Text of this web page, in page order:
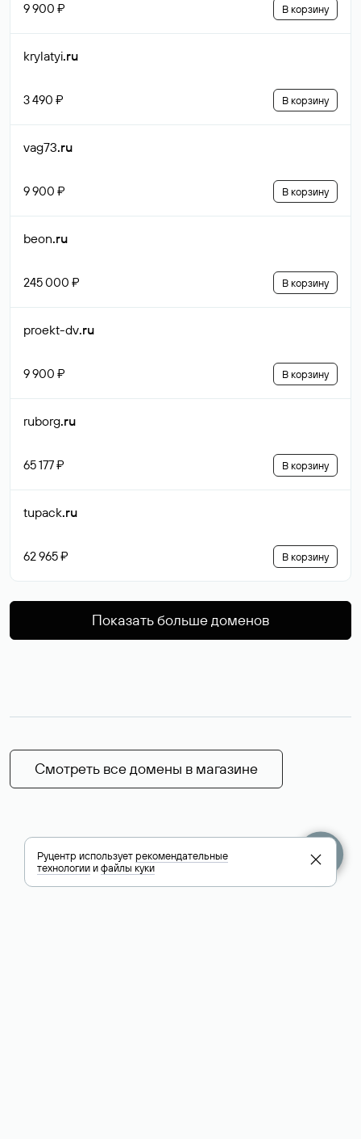
9 900 ₽ В корзину
krylatyi.ru
3 490 ₽ В корзину
vag73.ru
9 900 ₽ В корзину
beon.ru
245 000 ₽ В корзину
proekt-dv.ru
9 900 ₽ В корзину
ruborg.ru
65 177 ₽ В корзину
tupack.ru
62 965 ₽ В корзину
Показать больше доменов
Смотреть все домены в магазине
Руцентр используетрекомендательные
технологииифайлы куки